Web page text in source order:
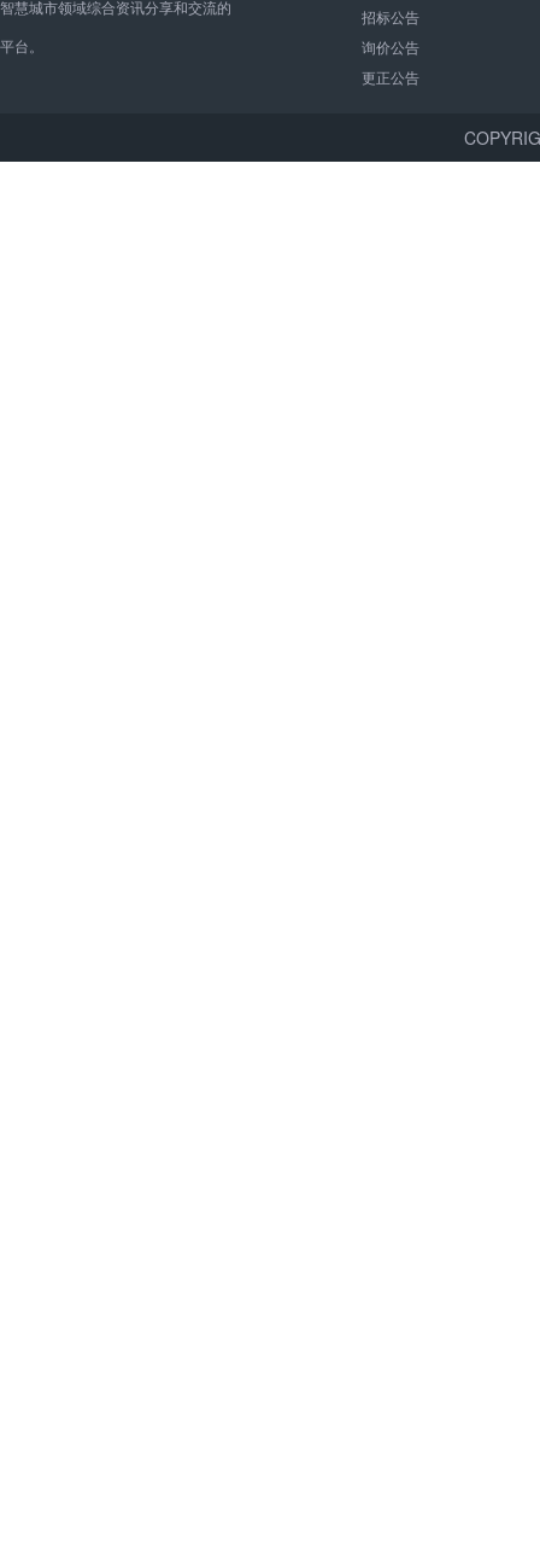
智慧城市领域综合资讯分享和交流的
平台。
招标公告
询价公告
更正公告